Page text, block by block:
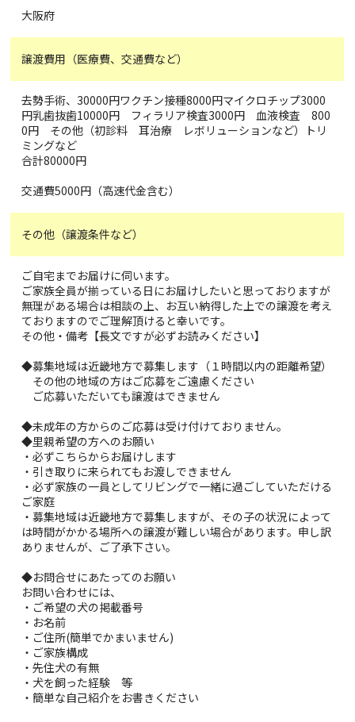
大阪府
譲渡費用（医療費、交通費など）
去勢手術、30000円ワクチン接種8000円マイクロチップ3000
円乳歯抜歯10000円 フィラリア検査3000円 血液検査 800
0円 その他（初診料 耳治療 レボリューションなど）トリ
ミングなど
合計80000円
交通費5000円（高速代金含む）
その他（譲渡条件など）
ご自宅までお届けに伺います。
ご家族全員が揃っている日にお届けしたいと思っておりますが
無理がある場合は相談の上、お互い納得した上での譲渡を考え
ておりますのでご理解頂けると幸いです。
その他・備考【長文ですが必ずお読みください】
◆募集地域は近畿地方で募集します（１時間以内の距離希望）
その他の地域の方はご応募をご遠慮ください
ご応募いただいても譲渡はできません
◆未成年の方からのご応募は受け付けておりません。
◆里親希望の方へのお願い
・必ずこちらからお届けします
・引き取りに来られてもお渡しできません
・必ず家族の一員としてリビングで一緒に過ごしていただける
ご家庭
・募集地域は近畿地方で募集しますが、その子の状況によって
は時間がかかる場所への譲渡が難しい場合があります。申し訳
ありませんが、ご了承下さい。
◆お問合せにあたってのお願い
お問い合わせには、
・ご希望の犬の掲載番号
・お名前
・ご住所(簡単でかまいません)
・ご家族構成
・先住犬の有無
・犬を飼った経験 等
・簡単な自己紹介をお書きください